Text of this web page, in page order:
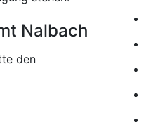
Nalbach
den